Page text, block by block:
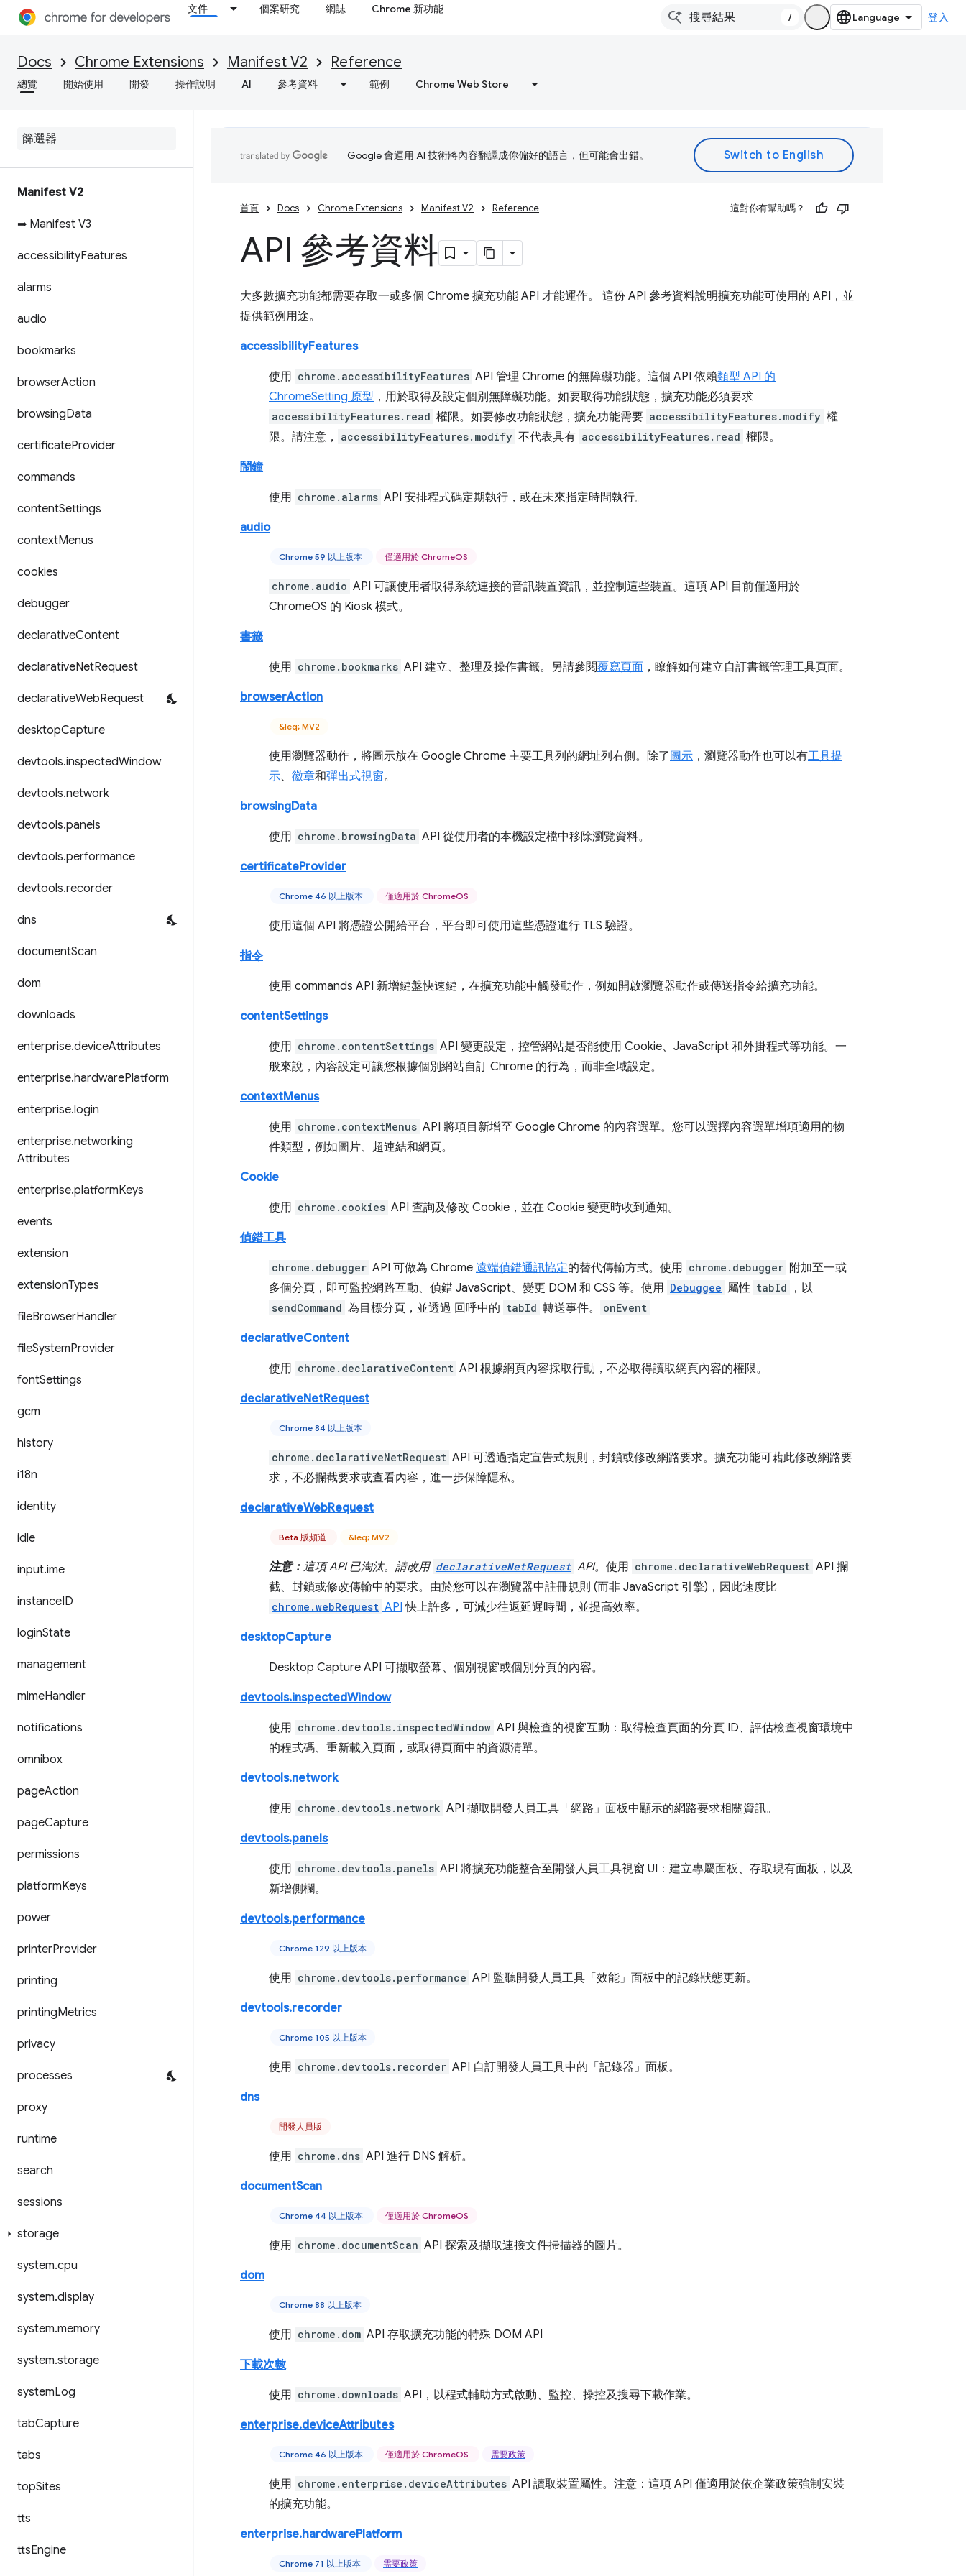
文件 個案研究 網誌 Chrome 新功能
/ 登入
Docs Chrome Extensions Manifest V2 Reference
總覽 開始使用 開發 操作說明 AI 參考資料 範例 Chrome Web Store
Manifest V2
➡ Manifest V3
accessibilityFeatures
alarms
audio
bookmarks
browserAction
browsingData
certificateProvider
commands
contentSettings
contextMenus
cookies
debugger
declarativeContent
declarativeNetRequest
declarativeWebRequest
desktopCapture
devtools.inspectedWindow
devtools.network
devtools.panels
devtools.performance
devtools.recorder
dns
documentScan
dom
downloads
enterprise.deviceAttributes
enterprise.hardwarePlatform
enterprise.login
enterprise.networking
Attributes
enterprise.platformKeys
events
extension
extensionTypes
fileBrowserHandler
fileSystemProvider
fontSettings
gcm
history
i18n
identity
idle
input.ime
instanceID
loginState
management
mimeHandler
notifications
omnibox
pageAction
pageCapture
permissions
platformKeys
power
printerProvider
printing
printingMetrics
privacy
processes
proxy
runtime
search
sessions
storage
system.cpu
system.display
system.memory
system.storage
systemLog
tabCapture
tabs
topSites
tts
ttsEngine
Google 會運用 AI 技術將內容翻譯成你偏好的語言，但可能會出錯。
首頁 Docs Chrome Extensions Manifest V2 Reference 這對你有幫助嗎？
API 參考資料
大多數擴充功能都需要存取一或多個 Chrome 擴充功能 API 才能運作。 這份 API 參考資料說明擴充功能可使用的 API，並
提供範例用途。
accessibilityFeatures
使用 chrome.accessibilityFeatures API 管理 Chrome 的無障礙功能。這個 API 依賴類型 API 的
ChromeSetting 原型 ，用於取得及設定個別無障礙功能。如要取得功能狀態，擴充功能必須要求
accessibilityFeatures.read 權限。如要修改功能狀態，擴充功能需要 accessibilityFeatures.modify 權
限。請注意，
accessibilityFeatures.modify 不代表具有 accessibilityFeatures.read 權限。
鬧鐘
使用 chrome.alarms API 安排程式碼定期執行，或在未來指定時間執行。
audio
Chrome 59 以上版本 僅適用於 ChromeOS
chrome.audio API 可讓使用者取得系統連接的音訊裝置資訊，並控制這些裝置。這項 API 目前僅適用於
ChromeOS 的 Kiosk 模式。
書籤
使用 chrome.bookmarks API 建立、整理及操作書籤。另請參閱覆寫頁面 ，瞭解如何建立自訂書籤管理工具頁面。
browserAction
&leq; MV2
使用瀏覽器動作，將圖示放在 Google Chrome 主要工具列的網址列右側。除了 圖示 ，瀏覽器動作也可以有工具提
示、 徽章和彈出式視窗。
browsingData
使用 chrome.browsingData API 從使用者的本機設定檔中移除瀏覽資料。
certificateProvider
Chrome 46 以上版本 僅適用於 ChromeOS
使用這個 API 將憑證公開給平台，平台即可使用這些憑證進行 TLS 驗證。
指令
使用 commands API 新增鍵盤快速鍵，在擴充功能中觸發動作，例如開啟瀏覽器動作或傳送指令給擴充功能。
contentSettings
使用 chrome.contentSettings API 變更設定，控管網站是否能使用 Cookie、JavaScript 和外掛程式等功能。一
般來說，內容設定可讓您根據個別網站自訂 Chrome 的行為，而非全域設定。
contextMenus
使用 chrome.contextMenus API 將項目新增至 Google Chrome 的內容選單。您可以選擇內容選單增項適用的物
件類型，例如圖片、超連結和網頁。
Cookie
使用 chrome.cookies API 查詢及修改 Cookie，並在 Cookie 變更時收到通知。
偵錯工具
chrome.debugger API 可做為 Chrome 遠端偵錯通訊協定的替代傳輸方式。使用 chrome.debugger 附加至一或
多個分頁，即可監控網路互動、偵錯 JavaScript、變更 DOM 和 CSS 等。使用 Debuggee 屬性 tabId ，以
sendCommand 為目標分頁，並透過 回呼中的 tabId 轉送事件。 onEvent
declarativeContent
使用 chrome.declarativeContent API 根據網頁內容採取行動，不必取得讀取網頁內容的權限。
declarativeNetRequest
Chrome 84 以上版本
chrome.declarativeNetRequest API 可透過指定宣告式規則，封鎖或修改網路要求。擴充功能可藉此修改網路要
求，不必攔截要求或查看內容，進一步保障隱私。
declarativeWebRequest
Beta 版頻道 &leq; MV2
注意： 這項 API 已淘汰。請改用 declarativeNetRequest API。 使用 chrome.declarativeWebRequest API 攔
截、封鎖或修改傳輸中的要求。由於您可以在瀏覽器中註冊規則 (而非 JavaScript 引擎)，因此速度比
chrome.webRequest API 快上許多，可減少往返延遲時間，並提高效率。
desktopCapture
Desktop Capture API 可擷取螢幕、個別視窗或個別分頁的內容。
devtools.inspectedWindow
使用 chrome.devtools.inspectedWindow API 與檢查的視窗互動：取得檢查頁面的分頁 ID、評估檢查視窗環境中
的程式碼、重新載入頁面，或取得頁面中的資源清單。
devtools.network
使用 chrome.devtools.network API 擷取開發人員工具「網路」面板中顯示的網路要求相關資訊。
devtools.panels
使用 chrome.devtools.panels API 將擴充功能整合至開發人員工具視窗 UI：建立專屬面板、存取現有面板，以及
新增側欄。
devtools.performance
Chrome 129 以上版本
使用 chrome.devtools.performance API 監聽開發人員工具「效能」面板中的記錄狀態更新。
devtools.recorder
Chrome 105 以上版本
使用 chrome.devtools.recorder API 自訂開發人員工具中的「記錄器」面板。
dns
開發人員版
使用 chrome.dns API 進行 DNS 解析。
documentScan
Chrome 44 以上版本 僅適用於 ChromeOS
使用 chrome.documentScan API 探索及擷取連接文件掃描器的圖片。
dom
Chrome 88 以上版本
使用 chrome.dom API 存取擴充功能的特殊 DOM API
下載次數
使用 chrome.downloads API，以程式輔助方式啟動、監控、操控及搜尋下載作業。
enterprise.deviceAttributes
Chrome 46 以上版本 僅適用於 ChromeOS 需要政策
使用 chrome.enterprise.deviceAttributes API 讀取裝置屬性。注意：這項 API 僅適用於依企業政策強制安裝
的擴充功能。
enterprise.hardwarePlatform
Chrome 71 以上版本 需要政策